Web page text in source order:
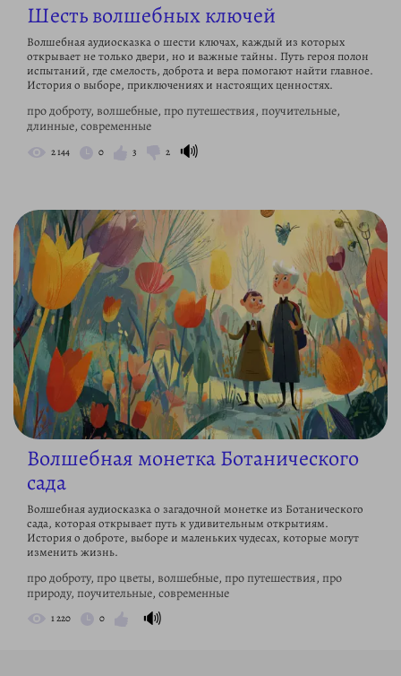
Шесть волшебных ключей
Волшебная аудиосказка о шести ключах, каждый из которых
открывает не только двери, но и важные тайны. Путь героя полон
испытаний, где смелость, доброта и вера помогают найти главное.
История о выборе, приключениях и настоящих ценностях.
про доброту, волшебные, про путешествия, поучительные,
длинные, современные
2 144 0 3 2 🔊
Волшебная монетка Ботанического
сада
Волшебная аудиосказка о загадочной монетке из Ботанического
сада, которая открывает путь к удивительным открытиям.
История о доброте, выборе и маленьких чудесах, которые могут
изменить жизнь.
про доброту, про цветы, волшебные, про путешествия, про
природу, поучительные, современные
1 220 0 🔊